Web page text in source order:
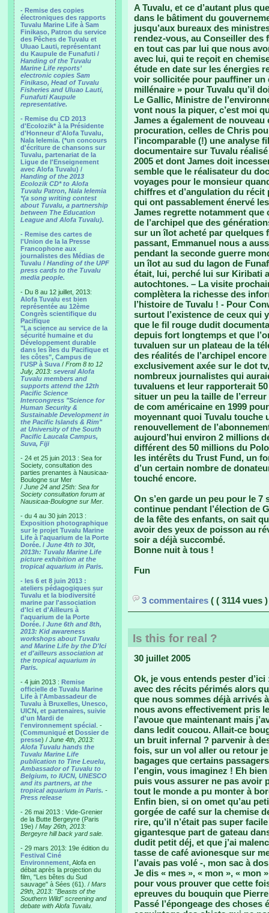
- Remise des copies
électroniques des rapports
Tuvalu Marine Life à Sam
Finikaso, Patron du service
des Pêches de Tuvalu et
Uluao Lauti, représentant
du Kaupule de Funafuti /
Handing of the Tuvalu
Marine Life reports’
electronic copies Sam
Finikaso, Head of Tuvalu
Fisheries and Uluao Lauti,
Funafuti Kaupule
representative.
- Remise du CD 2013
d'Ecolozik* à la Présidente
d'Honneur d'Alofa Tuvalu,
Nala Ielemia. (*un concours
d'écriture de chansons sur
Tuvalu, partenariat de la
Ligue de l'Enseignement
avec Alofa Tuvalu) /
Handing of the 2013
Ecolozik CD* to Alofa
Tuvalu Patron, Nala Ielemia
*(a song writing contest
about Tuvalu, a partnership
between The Education
League and Alofa Tuvalu).
- Remise des cartes de
l'Union de la la Presse
Francophone aux
journalistes des Médias de
Tuvalu / Handing of the UPF
press cards to the Tuvalu
media people.
- Du 8 au 12 juillet, 2013:
Alofa Tuvalu est bien
représentée au 12ème
Congrès scientifique du
Pacifique
"La science au service de la
sécurité humaine et du
Développement durable
dans les îles du Pacifique et
les côtes", Campus de
l'USP à Suva / From 8 to 12
July, 2013: several Alofa
Tuvalu members and
supports attend the 12th
Pacific Science
Intercongress "Science for
Human Security &
Sustainable Development in
the Pacific Islands & Rim"
at University of the South
Pacific Laucala Campus,
Suva, Fiji
- 24 et 25 juin 2013 : Sea for
Society, consultation des
parties prenantes à Nausicaa-
Boulogne sur Mer
/ June 24 and 25th: Sea for
Society consultation forum at
Nausicaa-Boulogne sur Mer.
- du 4 au 30 juin 2013 :
Exposition photographique
sur le projet Tuvalu Marine
Life à l'aquarium de la Porte
Dorée. / June 4th to 30t,
2013h: Tuvalu Marine Life
picture exhibition at the
tropical aquarium in Paris.
- les 6 et 8 juin 2013 :
ateliers pédagogiques sur
Tuvalu et la biodiversité
marine par l'association
d'Ici et d'Ailleurs à
l'aquarium de la Porte
Dorée. / June 6th and 8th,
2013: Kid awareness
workshops about Tuvalu
and Marine Life by the D'Ici
et d'ailleurs association at
the tropical aquarium in
Paris.
- 4 juin 2013 : Remise
officielle de Tuvalu Marine
Life à l'Ambassadeur de
Tuvalu à Bruxelles, Unesco,
UICN, et partenaires, suivie
d'un Mardi de
l'environnement spécial . -
(Communiqué et Dossier de
presse) / June 4th, 2013:
Alofa Tuvalu hands the
Tuvalu Marine Life
publication to Tine Leuelu,
Ambassador of Tuvalu to
Belgium, to IUCN, UNESCO
and its partners, at the
tropical aquarium in Paris. -
Press release
- 26 mai 2013 : Vide-Grenier
de la Butte Bergeyre (Paris
19e) / May 26th, 2013:
Bergeyre hill back yard sale.
- 29 mars 2013: 19e édition du
Festival Ciné
Environnement , Alofa en
débat après la projection du
film, "Les bêtes du Sud
sauvage" à Sées (61). / Mars
29th, 2013: "Beasts of the
Southern Wild" screening and
debate with Alofa Tuvalu.
A Tuvalu, et ce d’autant plus
dans le bâtiment du
jusqu’aux bureaux des
rendez-vous, au Conseiller des
en tout cas par lui que nous
avec lui, qui te reçoit en
étude en date sur les énergies
voir sollicitée pour pauffiner
millénaire » pour Tuvalu qu’il
Le Gallic, Ministre de
vont nous la piquer, c’est moi
James a également de
procuration, celles de Chris
l’incomparable (!) une analyse
documentaire sur Tuvalu
2005 et dont James doit
semble que le réalisateur du
voyages pour le monsieur
chiffres et d’angulation du récit
qui ont passablement énervé
James regrette notamment
de l’archipel que des
sur un îlot acheté par quelques
passant, Emmanuel nous a
pendant la seconde guerre
un îlot au sud du lagon de
était, lui, perché lui sur Kiribati
autochtones. – La visite
complètera la richesse des
l’histoire de Tuvalu ! - Pour
surtout l’existence de ceux qui
que le fil rouge dudit
depuis fort longtemps et que
tuvaluen sur un plateau de la
des réalités de l’archipel
exclusivement axée sur le dot
nombreux journalistes qui
tuvaluens et leur rapporterait
situer un peu la taille de
de com américaine en 1999
moyennant quoi Tuvalu touche
renouvellement de
aujourd’hui environ 2 millions
différent des 50 millions du
les intérêts du Trust Fund, un
d’un certain nombre de
touché encore.
On s’en garde un peu pour le
continue pendant l’élection de
de la fête des enfants, on sait
avoir des yeux de poisson au
soir a déjà succombé.
Bonne nuit à tous !
Fun
3 commentaires ( ( 3114 vues
Is this for real ?
30 juillet 2005
Ok, je vous entends pester
avec des récits périmés alors
que nous sommes déjà arrivés
nous avons effectivement pris
l’avoue que maintenant mais
dans ledit coucou. Allait-ce
un bruit infernal ? parvenir à
fois, sur un vol aller ou retour
bagages que certains
l’engin, vous imaginez ! Eh
puis vous assurer ne pas avoir
tout le monde a pu monter à
Enfin bien, si on omet qu’au
gorgée de café sur la chemise
rire, qu’il n’était pas super
gigantesque part de gateau
dudit petit déj, et que j’ai
tasse de café avionesque sur
l’avais pas volé -, mon sac à
Je dis « mes », « mon », « mon
pour vous prouver que cette
epreuves du bouquin que
Passé l’épongeage des